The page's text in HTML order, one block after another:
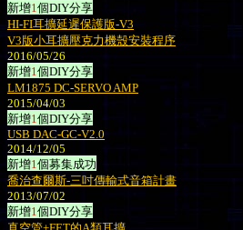
新增1個DIY分享
HI-FI耳擴延遲保護版-V3
V3版小耳擴壓克力機殼安裝程序
2016/05/26
新增1個DIY分享
LM1875 DC-SERVO AMP
2015/04/03
新增1個DIY分享
USB DAC-GC-V2.0
2014/12/05
新增1個募集成功
喬治查爾斯-三吋傳輸式音箱計畫
2013/07/02
新增1個DIY分享